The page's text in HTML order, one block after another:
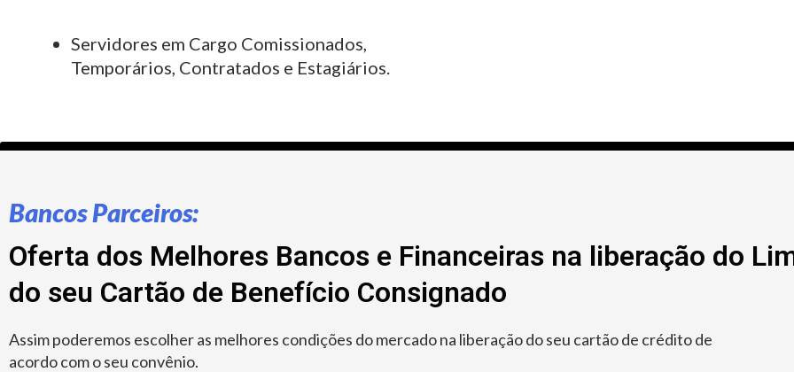
Servidores em Cargo Comissionados,
Temporários, Contratados e Estagiários.
Bancos Parceiros:
Oferta dos Melhores Bancos e Financeiras na liberação do
do seu Cartão de Benefício Consignado
Assim poderemos escolher as melhores condições do mercado na liberação do seu cartão de crédito de
acordo com o seu convênio.